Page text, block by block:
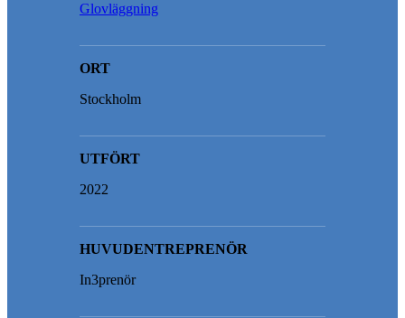
Glovläggning
ORT
Stockholm
UTFÖRT
2022
HUVUDENTREPRENÖR
In3prenör